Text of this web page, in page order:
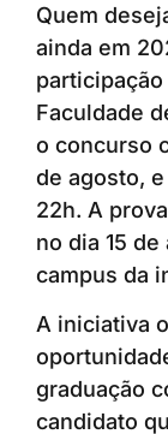
Quem
ainda em
participação
Faculdade
o concurso
de agosto,
22h. A
no dia 15
campus da
A iniciativa
graduação
candidato